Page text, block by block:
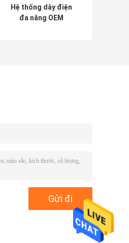
Hệ thống dây điện
đa năng OEM